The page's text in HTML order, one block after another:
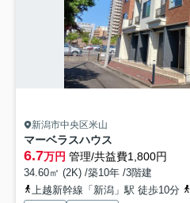
新潟市中央区米山
マーベラスハウス
6.7万円 管理/共益費1,800円
34.60㎡ (2K) /築10年 /3階建
上越新幹線「新潟」駅 徒歩10分